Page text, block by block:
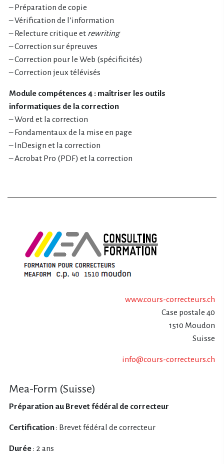
– Préparation de copie
– Vérification de l’information
– Relecture critique et rewriting
– Correction sur épreuves
– Correction pour le Web (spécificités)
– Correction jeux télévisés
Module compétences 4 : maîtriser les outils
informatiques de la correction
– Word et la correction
– Fondamentaux de la mise en page
– InDesign et la correction
– Acrobat Pro (PDF) et la correction
www.cours-correcteurs.ch
Case postale 40
1510 Moudon
Suisse
info@cours-correcteurs.ch
Mea-Form (Suisse)
Préparation au Brevet fédéral de correcteur
Certification: Brevet fédéral de correcteur
Durée: 2 ans